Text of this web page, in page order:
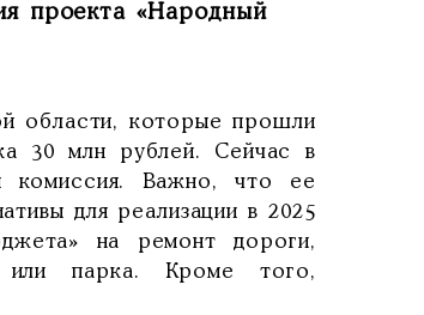
проекта «Народный
области, которые прошли
30 млн рублей. Сейчас в
комиссия. Важно, что ее
для реализации в 2025
на ремонт дороги,
или парка. Кроме того,